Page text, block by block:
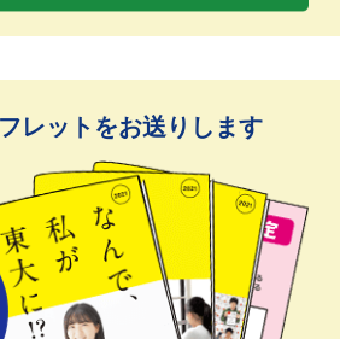
レットをお送りします